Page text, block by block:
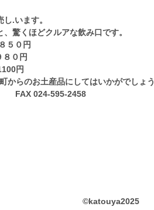
.います。
驚くほどクルアな飲み口です。
５０円
０円
円
からのお土産品にしてはいかがでしょう
FAX 024-595-2458
©️katouya2025